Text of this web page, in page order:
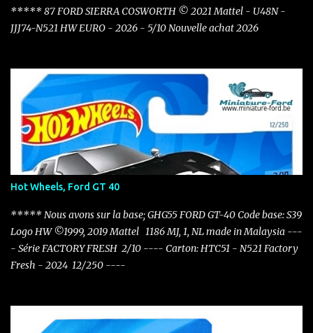
***** 87 FORD SIERRA COSWORTH © 2021 Mattel - U48N -
JJJ74-N521 HW EURO - 2026 - 5/10 Nouvelle achat 2026
Hot Wheels, Ford GT 40
***** Nous avons sur la base; GHG55 FORD GT-40 Code base: S39
Logo HW ©1999, 2019 Mattel 1186 MJ, 1, NL made in Malaysia ---
- Série FACTORY FRESH 2/10 ---- Carton: HTC51 - N521 Factory
Fresh - 2024 12/250 ----